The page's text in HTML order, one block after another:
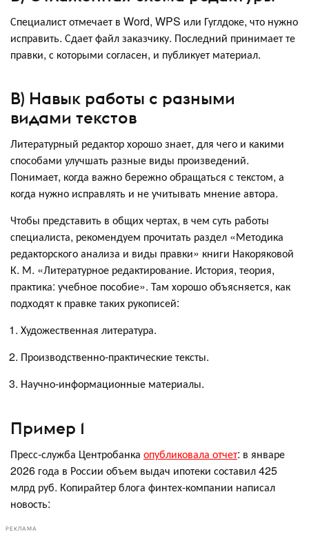
Специалист отмечает в Word, WPS или Гуглдоке, что нужно
исправить. Сдает файл заказчику. Последний принимает те
правки, с которыми согласен, и публикует материал.
В) Навык работы с разными
видами текстов
Литературный редактор хорошо знает, для чего и какими
способами улучшать разные виды произведений.
Понимает, когда важно бережно обращаться с текстом, а
когда нужно исправлять и не учитывать мнение автора.
Чтобы представить в общих чертах, в чем суть работы
специалиста, рекомендуем прочитать раздел «Методика
редакторского анализа и виды правки» книги Накоряковой
К. М. «Литературное редактирование. История, теория,
практика: учебное пособие». Там хорошо объясняется, как
подходят к правке таких рукописей:
Художественная литература.
Производственно-практические тексты.
Научно-информационные материалы.
Пример 1
Пресс-служба Центробанка опубликовала отчет: в январе
2026 года в России объем выдач ипотеки составил 425
млрд руб. Копирайтер блога финтех-компании написал
новость:
РЕКЛАМА